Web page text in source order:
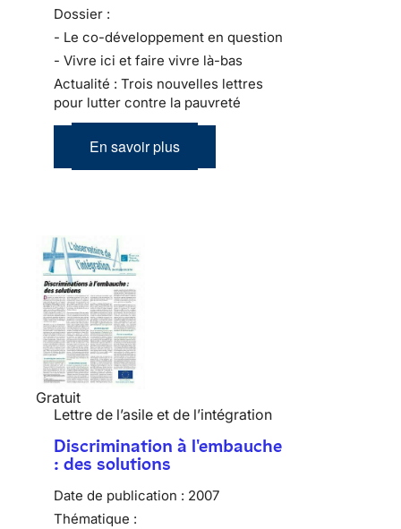
Dossier :
- Le co-développement en question
- Vivre ici et faire vivre là-bas
Actualité : Trois nouvelles lettres
pour lutter contre la pauvreté
En savoir plus
Gratuit
Lettre de l’asile et de l’intégration
Discrimination à l'embauche
: des solutions
Date de publication : 2007
Thématique :